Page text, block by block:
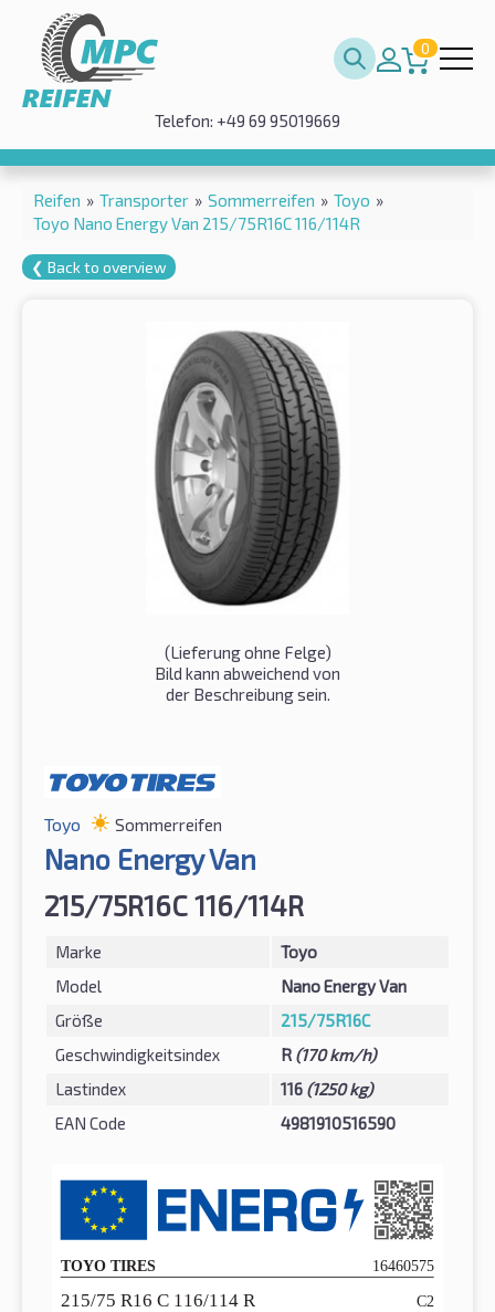
0
Telefon: +49 69 95019669
Reifen » Transporter » Sommerreifen » Toyo »
Toyo Nano Energy Van 215/75R16C 116/114R
❮ Back to overview
(Lieferung ohne Felge)
Bild kann abweichend von
der Beschreibung sein.
Toyo Sommerreifen
Nano Energy Van
215/75R16C 116/114R
Marke
Toyo
Model
Nano Energy Van
Größe
215/75R16C
Geschwindigkeitsindex
R (170 km/h)
Lastindex
116 (1250 kg)
EAN Code
4981910516590